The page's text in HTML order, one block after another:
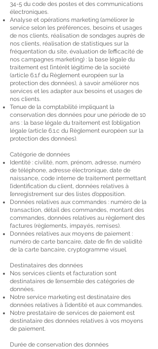
34-5 du code des postes et des communications
électroniques.
Analyse et opérations marketing (améliorer le
service selon les préférences, besoins et usages
de nos clients, réalisation de sondages auprès de
nos clients, réalisation de statistiques sur la
fréquentation du site, évaluation de l’efficacité de
nos campagnes marketing) : la base légale du
traitement est l’intérêt légitime de la société
(article 6.1.f du Règlement européen sur la
protection des données), à savoir améliorer nos
services et les adapter aux besoins et usages de
nos clients.
Tenue de la comptabilité impliquant la
conservation des données pour une période de 10
ans : la base légale du traitement est l’obligation
légale (article 6.1.c du Règlement européen sur la
protection des données).
Catégorie de données
Identité : civilité, nom, prénom, adresse, numéro
de téléphone, adresse électronique, date de
naissance, code interne de traitement permettant
l’identification du client, données relatives à
l’enregistrement sur des listes d’opposition.
Données relatives aux commandes : numéro de la
transaction, détail des commandes, montant des
commandes, données relatives au règlement des
factures (règlements, impayés, remises).
Données relatives aux moyens de paiement :
numéro de carte bancaire, date de fin de validité
de la carte bancaire, cryptogramme visuel.
Destinataires des données
Nos services clients et facturation sont
destinataires de l’ensemble des catégories de
données.
Notre service marketing est destinataire des
données relatives à l’identité et aux commandes.
Notre prestataire de services de paiement est
destinataire des données relatives à vos moyens
de paiement.
Durée de conservation des données